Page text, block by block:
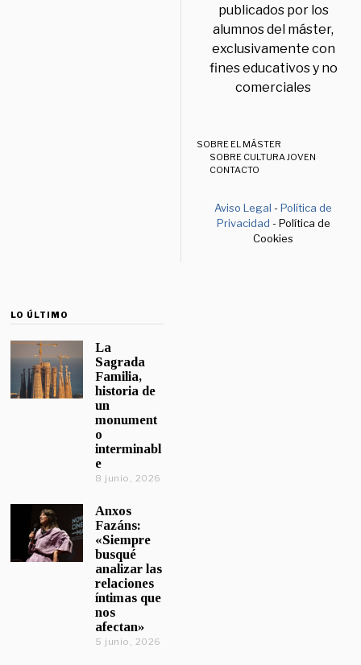
publicados por los
alumnos del máster,
exclusivamente con
fines educativos y no
comerciales
SOBRE EL MÁSTER
SOBRE CULTURA JOVEN
CONTACTO
Aviso Legal -Política de
Privacidad - Política de
Cookies
LO ÚLTIMO
La
Sagrada
Familia,
historia de
un
monument
o
interminabl
e
8 junio, 2026
Anxos
Fazáns:
«Siempre
busqué
analizar las
relaciones
íntimas que
nos
afectan»
5 junio, 2026